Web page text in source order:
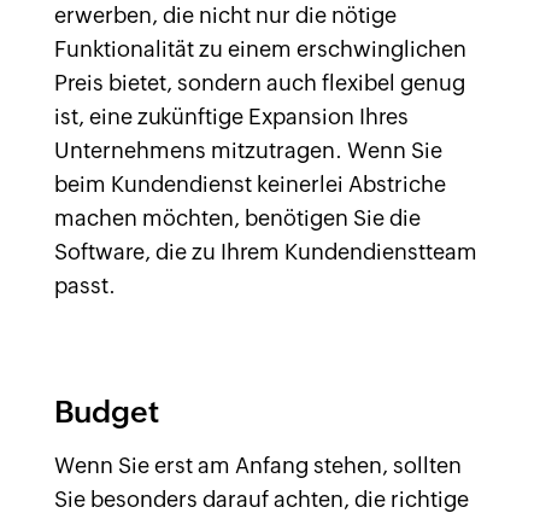
erwerben, die nicht nur die nötige
Funktionalität zu einem erschwinglichen
Preis bietet, sondern auch flexibel genug
ist, eine zukünftige Expansion Ihres
Unternehmens mitzutragen. Wenn Sie
beim Kundendienst keinerlei Abstriche
machen möchten, benötigen Sie die
Software, die zu Ihrem Kundendienstteam
passt.
Budget
Wenn Sie erst am Anfang stehen, sollten
Sie besonders darauf achten, die richtige